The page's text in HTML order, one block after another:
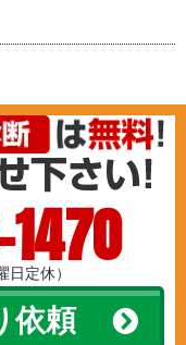
定休）
依頼